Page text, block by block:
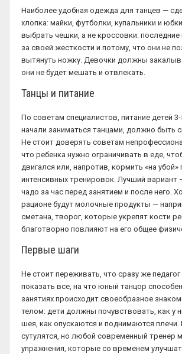
Наиболее удобная одежда для танцев —
хлопка: майки, футболки, купальники и
выбрать чешки, а не кроссовки: последние
за своей жесткости и потому, что они не
вытянуть ножку. Девочки должны
они не будет мешать и отвлекать.
Танцы и питание
По советам специалистов, питание детей
начали заниматься танцами, должно быть
Не стоит доверять советам
что ребенка нужно ограничивать в еде,
двигался или, напротив, кормить «на убой»
интенсивных тренировок. Лучший вариант
чадо за час перед занятием и после него.
рационе будут молочные продукты —
сметана, творог, которые укрепят кости
благотворно повлияют на его общее
Первые шаги
Не стоит переживать, что сразу же педагог
показать все, на что юный танцор
занятиях происходит своеобразное
телом: дети должны почувствовать, как у
шея, как опускаются и поднимаются плечи.
сутулятся, но любой современный тренер
упражнения, которые со временем